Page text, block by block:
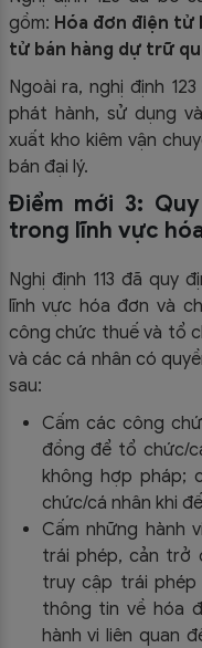
gồm: Hóa đơn điện tử
tử bán hàng dự trữ
Ngoài ra, nghị định
phát hành, sử dụng
xuất kho kiêm vận
bán đại lý.
Điểm mới 3:
trong lĩnh vực
Nghị định 113 đã quy
lĩnh vực hóa đơn và
công chức thuế và tổ
và các cá nhân có
sau:
Cấm các công
đồng để tổ chức/
không hợp pháp;
chức/cá nhân khi
Cấm những hành
trái phép, cản trở
truy cập trái phép
thông tin về hóa
hành vi liên quan